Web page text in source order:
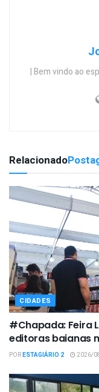
| Bem vindo ao
Relacionado
CIDADES
#Chapada: Feira
editoras baianas
PORESTAGIÁRIO 2 2026/